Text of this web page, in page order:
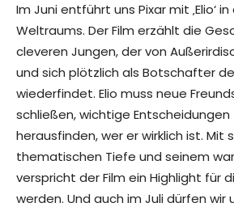
Im Juni entführt uns Pixar mit ‚Elio‘
Weltraums. Der Film erzählt die
cleveren Jungen, der von
und sich plötzlich als Botschafter
wiederfindet. Elio muss neue
schließen, wichtige
herausfinden, wer er wirklich ist. Mit
thematischen Tiefe und seinem
verspricht der Film ein Highlight für
werden. Und auch im Juli dürfen wir